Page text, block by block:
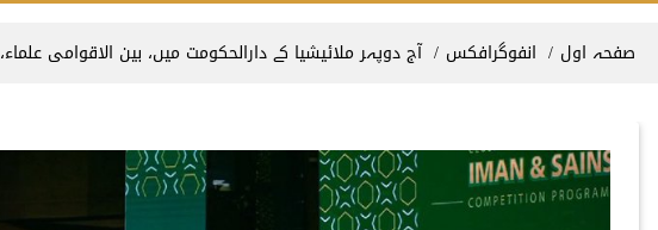
Breadcrumb
صفحہ اول انفوگرافکس آج دوپہر ملائیشیا کے دارالحکومت میں، بین الاقوامی